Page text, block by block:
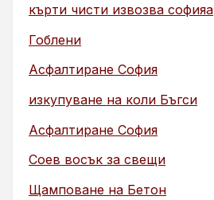
кърти чисти извозва софияа
Гоблени
Асфалтиране София
изкупуване на коли Бъгси
Асфалтиране София
Соев восък за свещи
Щамповане на Бетон